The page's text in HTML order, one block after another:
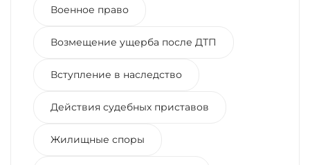
Военное право
Возмещение ущерба после ДТП
Вступление в наследство
Действия судебных приставов
Жилищные споры